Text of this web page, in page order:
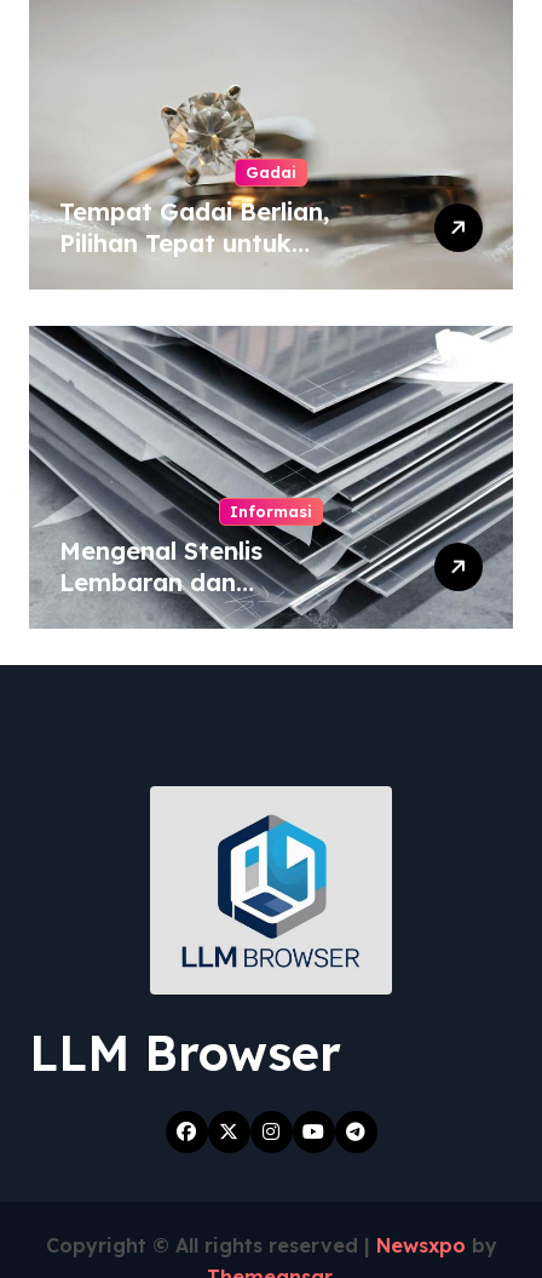
Gadai
Tempat Gadai Berlian,
Pilihan Tepat untuk
Informasi
Mengenal Stenlis
Lembaran dan
Komposisinya
LLM Browser
Copyright © All rights reserved | Newsxpo by